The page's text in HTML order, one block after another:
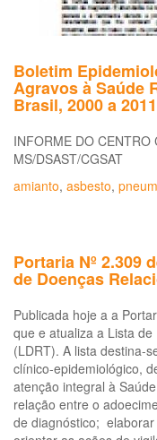
Boletim
Agravos à Saúde
Brasil, 2000 a 2011
INFORME DO CENTRO
MS/DSAST/CGSAT
amianto, asbesto,
Portaria Nº 2.309
de Doenças
Publicada hoje a a
que e atualiza a Lista
(LDRT). A lista destina-
clínico-epidemiológico,
atenção integral à
relação entre o
de diagnóstico;